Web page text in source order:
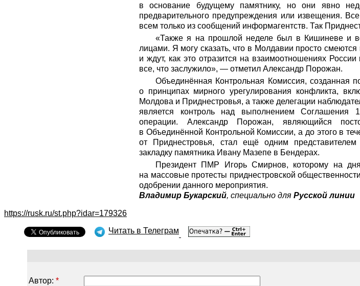
в основание будущему памятнику, но они явно
предварительного предупреждения или извещения.
всем только из сообщений информагентств. Так
«Также я на прошлой неделе был в Кишиневе и
лицами. Я могу сказать, что в Молдавии просто
и ждут, как это отразится на взаимоотношениях
все, что заслужило», — отметил Александр Порожан.
Объединённая Контрольная Комиссия, созданная
о принципах мирного урегулирования конфликта,
Молдова и Приднестровья, а также делегации
является контроль над выполнением Соглашения
операции. Александр Порожан, являющийся
в Объединённой Контрольной Комиссии, а до этого в
от Приднестровья, стал ещё одним представителем
закладку памятника Ивану Мазепе в Бендерах.
Президент ПМР Игорь Смирнов, которому на
на массовые протесты приднестровской
одобрении данного мероприятия.
Владимир Букарский, специально для Русской линии
https://rusk.ru/st.php?idar=179326
Читать в Телеграм
Автор: *